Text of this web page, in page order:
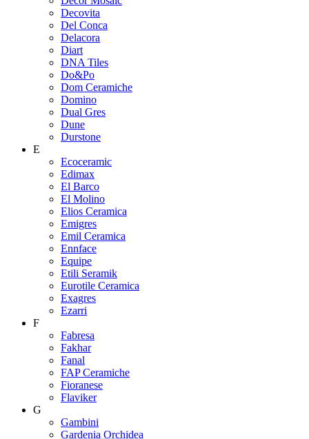
Decovita
Del Conca
Delacora
Diart
DNA Tiles
Do&Po
Dom Ceramiche
Domino
Dual Gres
Dune
Durstone
E
Ecoceramic
Edimax
El Barco
El Molino
Elios Ceramica
Emigres
Emil Ceramica
Ennface
Equipe
Etili Seramik
Eurotile Ceramica
Exagres
Ezarri
F
Fabresa
Fakhar
Fanal
FAP Ceramiche
Fioranese
Flaviker
G
Gambini
Gardenia Orchidea